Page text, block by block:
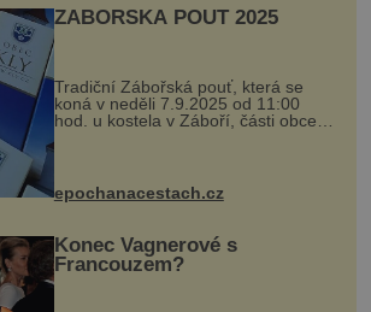
ZÁBOŘSKÁ POUŤ 2025
Tradiční Zábořská pouť, která se
koná v neděli 7.9.2025 od 11:00
hod. u kostela v Záboří, části obce
Kly u Mělníka. V programu naleznete
komentovanou prohlídku kostela,
epochanacestach.cz
Konec Vagnerové s
Francouzem?